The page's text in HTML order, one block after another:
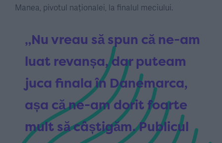
Manea, pivotul naționalei, la finalul meciului.
„Nu vreau să spun că ne-am
luat revanșa, dar puteam
juca finala în Danemarca,
așa că ne-am dorit foarte
mult să câștigăm. Publicul